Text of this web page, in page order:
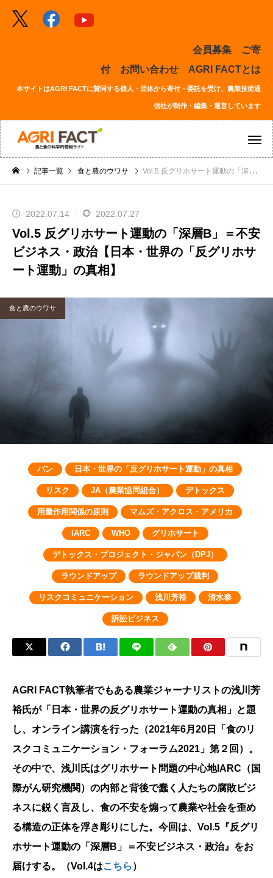
会員募集
ご寄
付
お問い合わせ AGRI FACTとは
本サイトはAGRI FACTに賛同する個人・団体から寄付・委託を受け、農業技術通
信社が制作・編集・運営しています
記事一覧 食と農のウワサ Vol.5 反グリホサート運動の「深層B」＝不安ビジネス・政治【日本・世界の「反グリホサート運動」の真相】
2022.07.14 2022.07.27
Vol.5 反グリホサート運動の「深層B」＝不安
ビジネス・政治【日本・世界の「反グリホサ
ート運動」の真相】
食と農のウワサ
パン 日本・世界の「反グリホサート運動」の真相
リスク JA（農業協同組合） デトックス
用量作用関係の原則 マムズ・アクロス・アメリカ
IARC WHO グリホサート
デトックス・プロジェクト・ジャパン（DPJ）
ラウンドアップ ラウンドアップ裁判
リスクコミュニケーション 浅川芳裕 清水泰
訴訟ビジネス
AGRI FACT執筆者でもある農業ジャーナリストの浅川芳
裕氏が「日本・世界の反グリホサート運動の真相」と題
し、オンライン講演を行った（2021年6月20日「食のリ
スクコミュニケーション・フォーラム2021」第２回）。
その中で、浅川氏はグリホサート問題の中心地IARC（国
際がん研究機関）の内部と背後で蠢く人たちの腐敗ビジ
ネスに鋭く言及し、食の不安を煽って農業や社会を歪め
る構造の正体を浮き彫りにした。今回は、Vol.5『反グリ
ホサート運動の「深層B」＝不安ビジネス・政治』をお
届けする。（Vol.4はこちら ）